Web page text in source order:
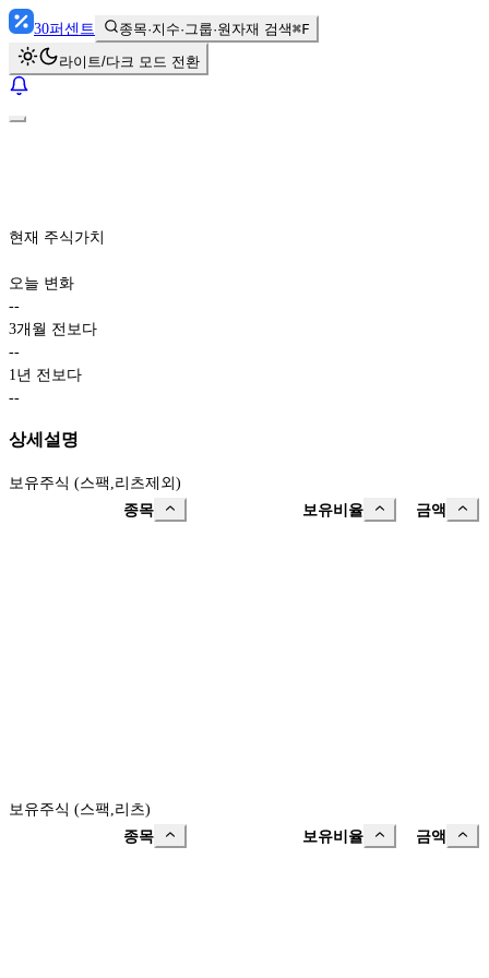
30퍼센트 종목·지수·그룹·원자재 검색⌘F
라이트/다크 모드 전환
현재 주식가치
오늘 변화
--
3개월 전보다
--
1년 전보다
--
상세설명
보유주식 (스팩,리츠제외)
종목
보유비율 금액
보유주식 (스팩,리츠)
종목
보유비율 금액